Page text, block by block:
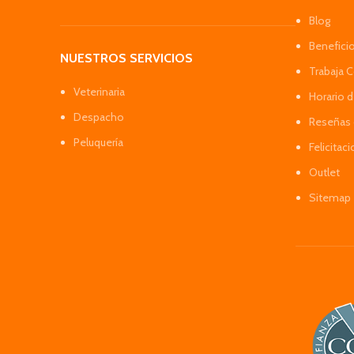
NUESTROS SERVICIOS
Veterinaria
Despacho
Peluquería
Blog
Trabaja
Horario
Outlet
Sitemap